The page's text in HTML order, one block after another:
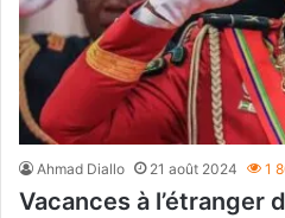
Ahmad Diallo 21 août 2024 1
Vacances à l’étranger